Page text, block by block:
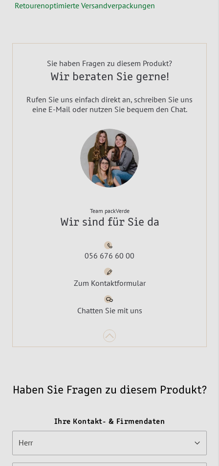
Retourenoptimierte Versandverpackungen
Sie haben Fragen zu diesem Produkt?
Wir beraten Sie gerne!
Rufen Sie uns einfach direkt an, schreiben Sie uns
eine E-Mail oder nutzen Sie bequem den Chat.
Team packVerde
Wir sind für Sie da
056 676 60 00
Zum Kontaktformular
Chatten Sie mit uns
Haben Sie Fragen zu diesem Produkt?
Ihre Kontakt- & Firmendaten